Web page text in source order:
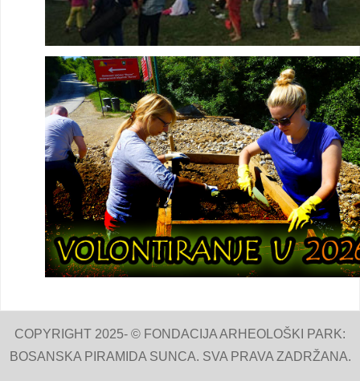
COPYRIGHT 2025- © FONDACIJA ARHEOLOŠKI PARK:
BOSANSKA PIRAMIDA SUNCA. SVA PRAVA ZADRŽANA.